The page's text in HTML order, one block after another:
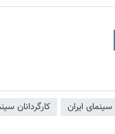
سینمای ایران کارگردانان